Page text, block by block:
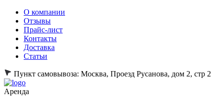
О компании
Отзывы
Прайс-лист
Контакты
Доставка
Статьи
Пункт самовывоза: Москва, Проезд Русанова, дом 2, стр 2
Аренда